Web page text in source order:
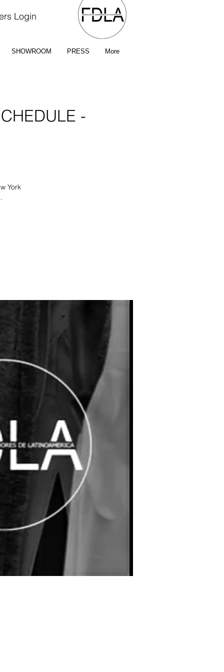
Login
SHOWROOM PRESS More
-
York